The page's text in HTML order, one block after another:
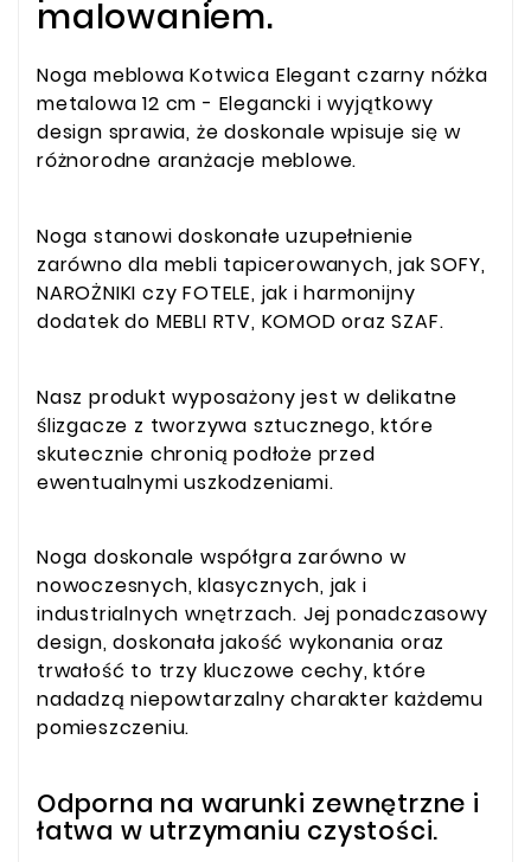
malowaniem.
Noga meblowa Kotwica Elegant czarny nóżka
metalowa 12 cm - Elegancki i wyjątkowy
design sprawia, że doskonale wpisuje się w
różnorodne aranżacje meblowe.
Noga stanowi doskonałe uzupełnienie
zarówno dla mebli tapicerowanych, jak SOFY,
NAROŻNIKI czy FOTELE, jak i harmonijny
dodatek do MEBLI RTV, KOMOD oraz SZAF.
Nasz produkt wyposażony jest w delikatne
ślizgacze z tworzywa sztucznego, które
skutecznie chronią podłoże przed
ewentualnymi uszkodzeniami.
Noga doskonale współgra zarówno w
nowoczesnych, klasycznych, jak i
industrialnych wnętrzach. Jej ponadczasowy
design, doskonała jakość wykonania oraz
trwałość to trzy kluczowe cechy, które
nadadzą niepowtarzalny charakter każdemu
pomieszczeniu.
Odporna na warunki zewnętrzne i
łatwa w utrzymaniu czystości.